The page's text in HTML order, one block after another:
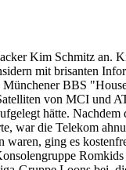
Kim Schmitz an.
mit brisanten
BBS
von MCI und
hätte.
war die Telekom
ging es